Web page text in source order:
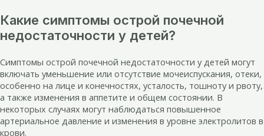
Какие симптомы острой почечной
недостаточности у детей?
Симптомы острой почечной недостаточности у детей могут
включать уменьшение или отсутствие мочеиспускания, отеки,
особенно на лице и конечностях, усталость, тошноту и рвоту,
а также изменения в аппетите и общем состоянии. В
некоторых случаях могут наблюдаться повышенное
артериальное давление и изменения в уровне электролитов в
крови.